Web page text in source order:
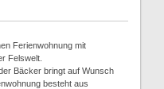
Ferienwohnung mit
Felswelt.
Bäcker bringt auf Wunsch
besteht aus